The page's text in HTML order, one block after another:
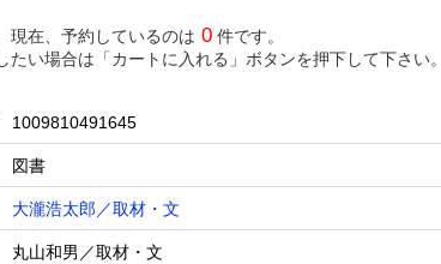
現在、予約しているのは 0 件です。
たい場合は「カートに入れる」ボタンを押下して下さい。
1009810491645
図書
大瀧浩太郎／取材・文
丸山和男／取材・文